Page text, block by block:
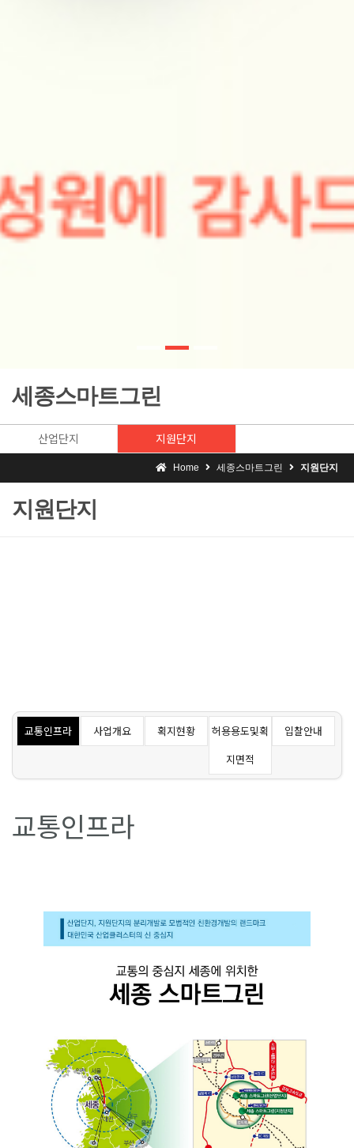
세종스마트그린
산업단지 지원단지
Home 세종스마트그린 지원단지
지원단지
교통인프라 사업개요 획지현황
허용용도및획
지면적
입찰안내
교통인프라